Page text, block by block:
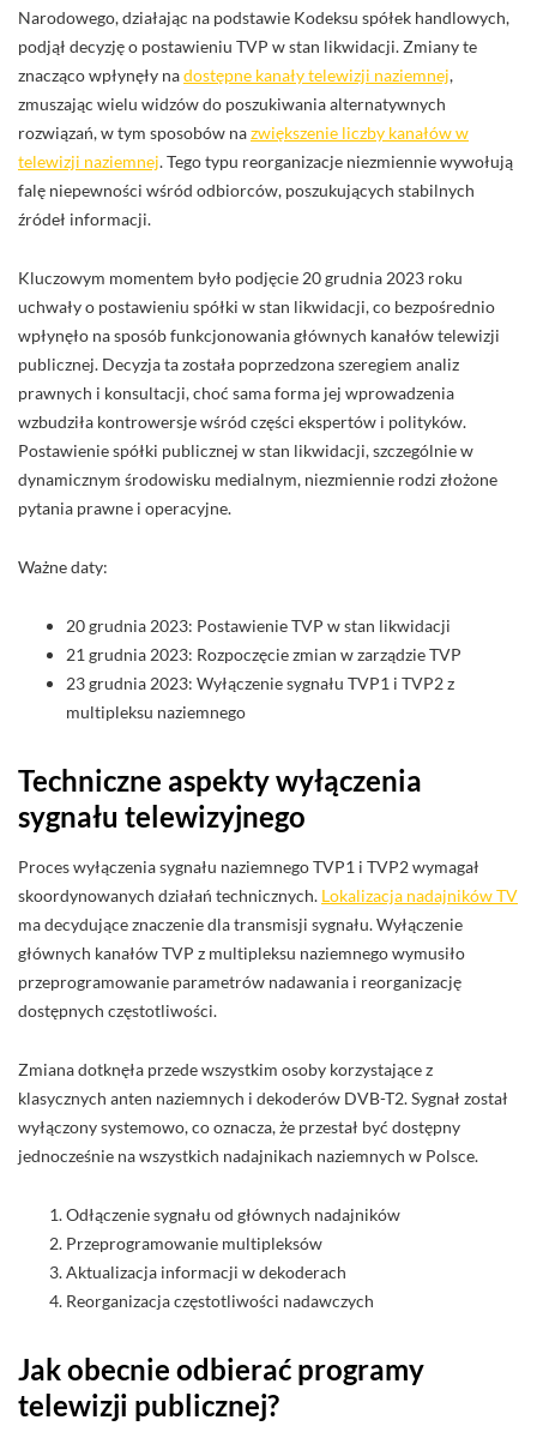
Narodowego, działając na podstawie Kodeksu spółek handlowych,
podjął decyzję o postawieniu TVP w stan likwidacji. Zmiany te
znacząco wpłynęły nadostępne kanały telewizji naziemnej,
zmuszając wielu widzów do poszukiwania alternatywnych
rozwiązań, w tym sposobów nazwiększenie liczby kanałów w
telewizji naziemnej. Tego typu reorganizacje niezmiennie wywołują
falę niepewności wśród odbiorców, poszukujących stabilnych
źródeł informacji.
Kluczowym momentem było podjęcie 20 grudnia 2023 roku
uchwały o postawieniu spółki w stan likwidacji, co bezpośrednio
wpłynęło na sposób funkcjonowania głównych kanałów telewizji
publicznej. Decyzja ta została poprzedzona szeregiem analiz
prawnych i konsultacji, choć sama forma jej wprowadzenia
wzbudziła kontrowersje wśród części ekspertów i polityków.
Postawienie spółki publicznej w stan likwidacji, szczególnie w
dynamicznym środowisku medialnym, niezmiennie rodzi złożone
pytania prawne i operacyjne.
Ważne daty:
20 grudnia 2023: Postawienie TVP w stan likwidacji
21 grudnia 2023: Rozpoczęcie zmian w zarządzie TVP
23 grudnia 2023: Wyłączenie sygnału TVP1 i TVP2 z
multipleksu naziemnego
Techniczne aspekty wyłączenia
sygnału telewizyjnego
Proces wyłączenia sygnału naziemnego TVP1 i TVP2 wymagał
skoordynowanych działań technicznych. Lokalizacja nadajników TV
ma decydujące znaczenie dla transmisji sygnału. Wyłączenie
głównych kanałów TVP z multipleksu naziemnego wymusiło
przeprogramowanie parametrów nadawania i reorganizację
dostępnych częstotliwości.
Zmiana dotknęła przede wszystkim osoby korzystające z
klasycznych anten naziemnych i dekoderów DVB-T2. Sygnał został
wyłączony systemowo, co oznacza, że przestał być dostępny
jednocześnie na wszystkich nadajnikach naziemnych w Polsce.
Odłączenie sygnału od głównych nadajników
Przeprogramowanie multipleksów
Aktualizacja informacji w dekoderach
Reorganizacja częstotliwości nadawczych
Jak obecnie odbierać programy
telewizji publicznej?